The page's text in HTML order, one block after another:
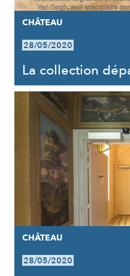
CHÂTEAU
28/05/2020
La collection
CHÂTEAU
28/05/2020